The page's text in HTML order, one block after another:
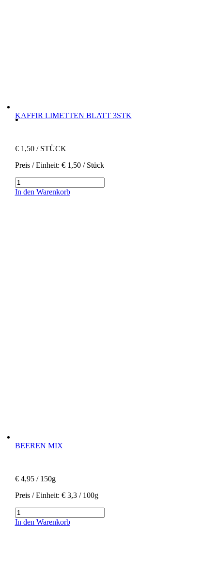
KAFFIR LIMETTEN BLATT 3STK
€1,50/ STÜCK
Preis / Einheit: €1,50/ Stück
Kaffir
Limetten
In den Warenkorb
BEEREN MIX
€4,95/ 150g
Preis / Einheit: € 3,3 / 100g
Beeren
Mix
In den Warenkorb